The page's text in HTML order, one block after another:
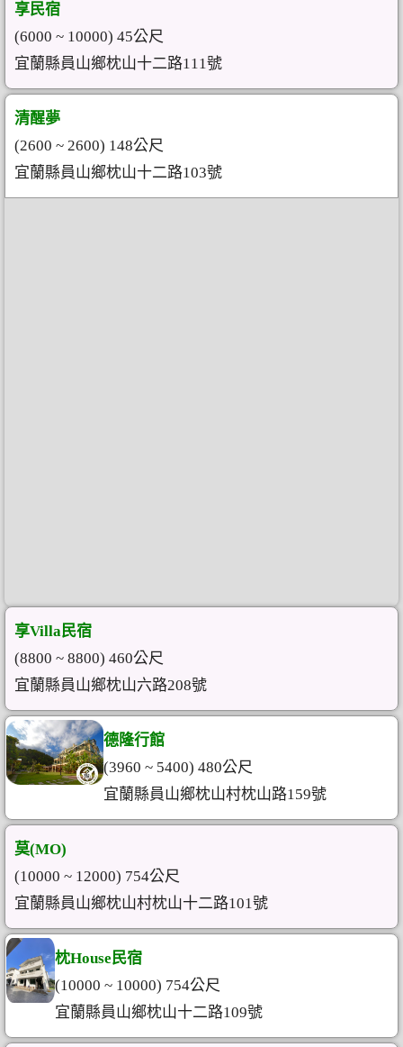
享民宿
(6000 ~ 10000) 45公尺
宜蘭縣員山鄉枕山十二路111號
清醒夢
(2600 ~ 2600) 148公尺
宜蘭縣員山鄉枕山十二路103號
享Villa民宿
(8800 ~ 8800) 460公尺
宜蘭縣員山鄉枕山六路208號
德隆行館
(3960 ~ 5400) 480公尺
宜蘭縣員山鄉枕山村枕山路159號
莫(MO)
(10000 ~ 12000) 754公尺
宜蘭縣員山鄉枕山村枕山十二路101號
枕House民宿
(10000 ~ 10000) 754公尺
宜蘭縣員山鄉枕山十二路109號